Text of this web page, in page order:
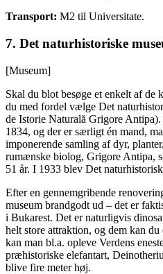
Transport: M2 til Universitate.
7. Det naturhistoriske
[Museum]
Skal du blot besøge et enkelt af de
du med fordel vælge Det
de Istorie Naturală Grigore
1834, og der er særligt én mand,
imponerende samling af dyr,
rumænske biolog, Grigore Antipa,
51 år. I 1933 blev Det
Efter en gennemgribende
museum brandgodt ud – det er
i Bukarest. Det er naturligvis
helt store attraktion, og dem kan
kan man bl.a. opleve Verdens
præhistoriske elefantart,
blive fire meter høj.